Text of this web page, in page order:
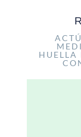
HUELLA